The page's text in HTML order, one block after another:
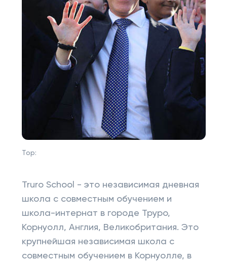
Top:
Truro School - это независимая дневная
школа с совместным обучением и
школа-интернат в городе Труро,
Корнуолл, Англия, Великобритания. Это
крупнейшая независимая школа с
совместным обучением в Корнуолле, в